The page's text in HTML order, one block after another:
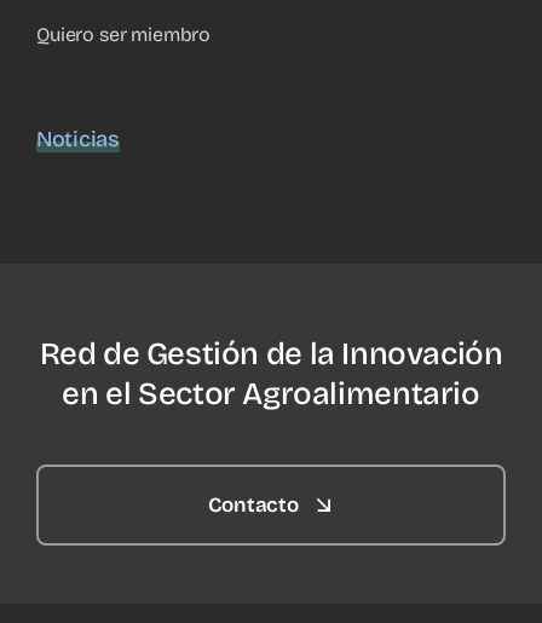
Quiero ser miembro
Noticias
Red de Gestión de la Innovación
en el Sector Agroalimentario
Contacto